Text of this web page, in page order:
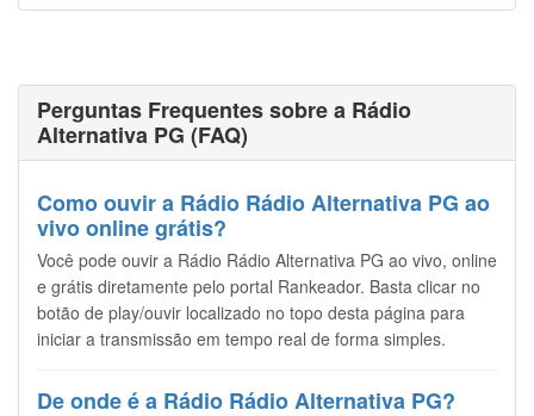
Perguntas Frequentes sobre a Rádio
Alternativa PG (FAQ)
Como ouvir a Rádio Rádio Alternativa PG ao
vivo online grátis?
Você pode ouvir a Rádio Rádio Alternativa PG ao vivo, online
e grátis diretamente pelo portal Rankeador. Basta clicar no
botão de play/ouvir localizado no topo desta página para
iniciar a transmissão em tempo real de forma simples.
De onde é a Rádio Rádio Alternativa PG?